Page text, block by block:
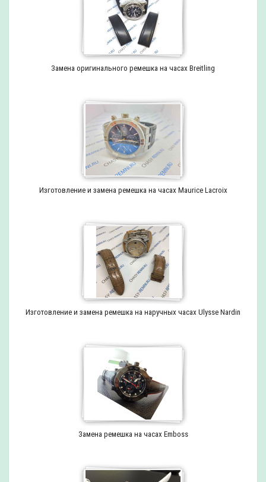
Замена оригинального ремешка на часах Breitling
Изготовление и замена ремешка на часах Maurice Lacroix
Изготовление и замена ремешка на наручных часах Ulysse Nardin
Замена ремешка на часах Emboss